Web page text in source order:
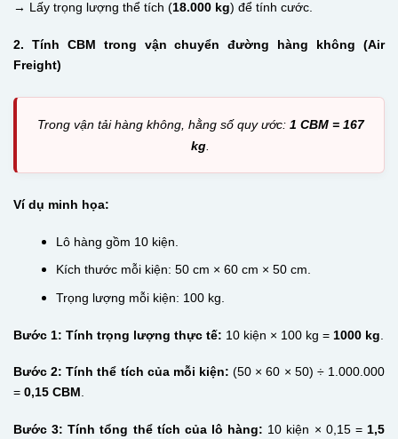
→ Lấy trọng lượng thể tích (18.000 kg) để tính cước.
2. Tính CBM trong vận chuyển đường hàng không (Air
Freight)
Trong vận tải hàng không, hằng số quy ước: 1 CBM = 167
kg
Ví dụ minh họa:
Lô hàng gồm 10 kiện.
Kích thước mỗi kiện: 50 cm × 60 cm × 50 cm.
Trọng lượng mỗi kiện: 100 kg.
Bước 1: Tính trọng lượng thực tế: 10 kiện × 100 kg = 1000 kg
Bước 2: Tính thể tích của mỗi kiện:(50 × 60 × 50) ÷ 1.000.000
= 0,15 CBM.
Bước 3: Tính tổng thể tích của lô hàng: 10 kiện × 0,15 = 1,5